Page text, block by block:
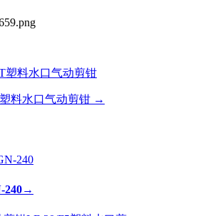
塑料水口气动剪钳
料水口气动剪钳 →
240→